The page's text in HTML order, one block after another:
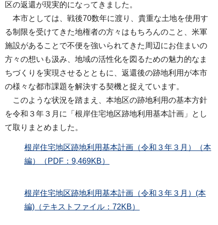
区の返還が現実的になってきました。
本市としては、戦後70数年に渡り、貴重な土地を使用す
る制限を受けてきた地権者の方々はもちろんのこと、米軍
施設があることで不便を強いられてきた周辺にお住まいの
方々の想いも汲み、地域の活性化を図るための魅力的なま
ちづくりを実現させるとともに、返還後の跡地利用が本市
の様々な都市課題を解決する契機と捉えています。
このような状況を踏まえ、本地区の跡地利用の基本方針
を令和３年３月に「根岸住宅地区跡地利用基本計画」とし
て取りまとめました。
根岸住宅地区跡地利用基本計画（令和３年３月）（本
編）（PDF：9,469KB）
根岸住宅地区跡地利用基本計画（令和３年３月）(本
編)（テキストファイル：72KB）